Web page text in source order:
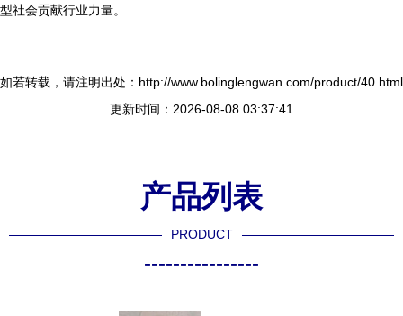
型社会贡献行业力量。
如若转载，请注明出处：http://www.bolinglengwan.com/product/40.html
更新时间：2026-08-08 03:37:41
产品列表
PRODUCT
----------------